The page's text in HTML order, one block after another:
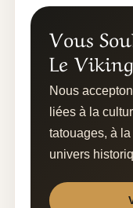
Vous
Le
Nous
liées à la
tatouages, à
univers